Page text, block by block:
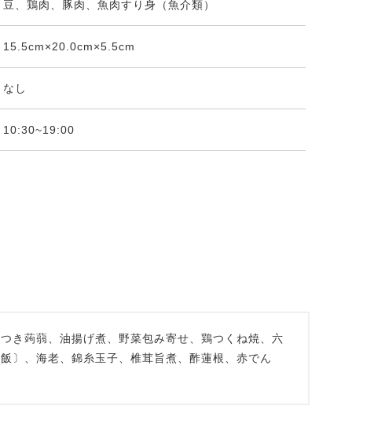
豆、鶏肉、豚肉、魚肉すり身（魚介類）
15.5cm×20.0cm×5.5cm
なし
10:30~19:00
き蒟蒻、油揚げ煮、野菜包み寄せ、鶏つくね焼、六
〕、海老、錦糸玉子、椎茸旨煮、酢蓮根、赤でん